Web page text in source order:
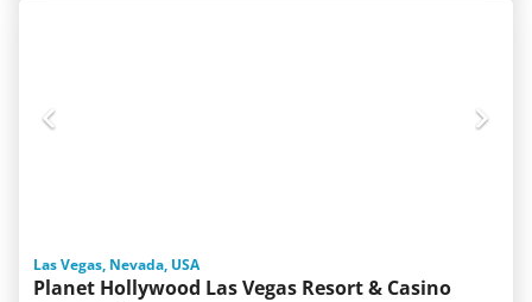
Las Vegas, Nevada, USA
Planet Hollywood Las Vegas Resort & Casino